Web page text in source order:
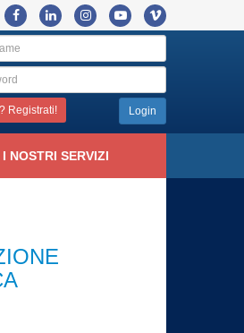
Registrati! Login
NOSTRI SERVIZI